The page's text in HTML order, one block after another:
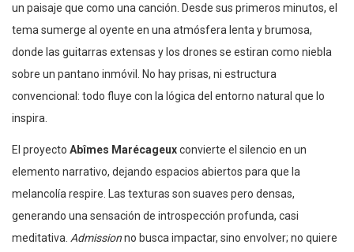
un paisaje que como una canción. Desde sus primeros minutos, el
tema sumerge al oyente en una atmósfera lenta y brumosa,
donde las guitarras extensas y los drones se estiran como niebla
sobre un pantano inmóvil. No hay prisas, ni estructura
convencional: todo fluye con la lógica del entorno natural que lo
inspira.
El proyecto Abîmes Marécageuxconvierte el silencio en un
elemento narrativo, dejando espacios abiertos para que la
melancolía respire. Las texturas son suaves pero densas,
generando una sensación de introspección profunda, casi
meditativa. Admissionno busca impactar, sino envolver; no quiere